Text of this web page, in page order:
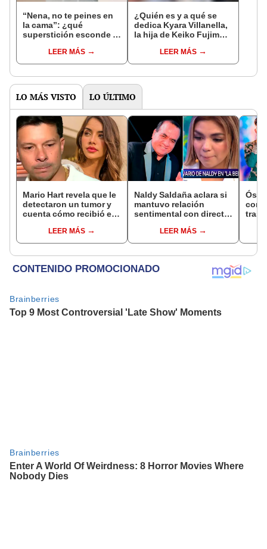
“Nena, no te peines en
la cama”: ¿qué
superstición esconde la
Enanitos Verdes?
LEER MÁS
¿Quién es y a qué se
dedica Kyara Villanella,
la hija de Keiko Fujimori
nivel nacional?
LEER MÁS
LO MÁS VISTO LO ÚLTIMO
Mario Hart revela que le
detectaron un tumor y
cuenta cómo recibió el
muy fuertes..."
LEER MÁS
Naldy Saldaña aclara si
mantuvo relación
sentimental con director
denunciarlo por
tocamientos: “Me
LEER MÁS
tras